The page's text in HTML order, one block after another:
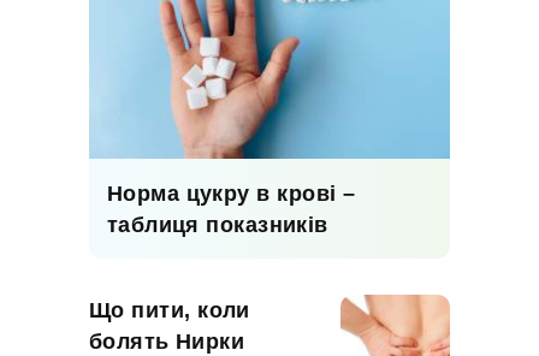
Норма цукру в крові –
таблиця показників
Що пити, коли
болять Нирки